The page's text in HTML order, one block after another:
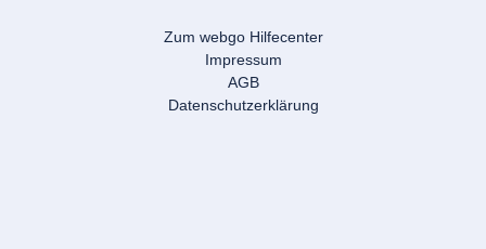
Zum webgo Hilfecenter
Impressum
AGB
Datenschutzerklärung